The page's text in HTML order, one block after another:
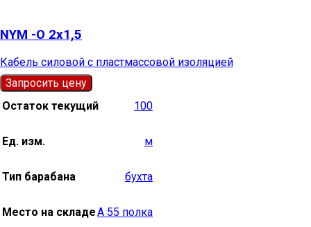
NYM -О 2х1,5
Кабель силовой с пластмассовой изоляцией
Запросить цену
Остаток текущий
100
Ед. изм. м
Тип барабана бухта
Место на складеА 55 полка